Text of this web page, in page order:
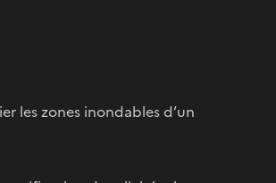
les zones inondables d’un